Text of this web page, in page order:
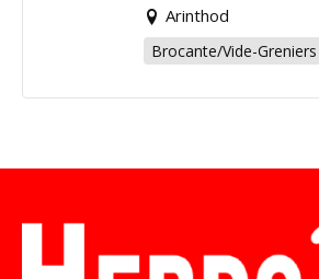
Arinthod
Brocante/Vide-Greniers